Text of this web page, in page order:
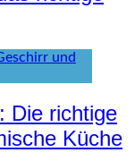
Die richtige
Küche